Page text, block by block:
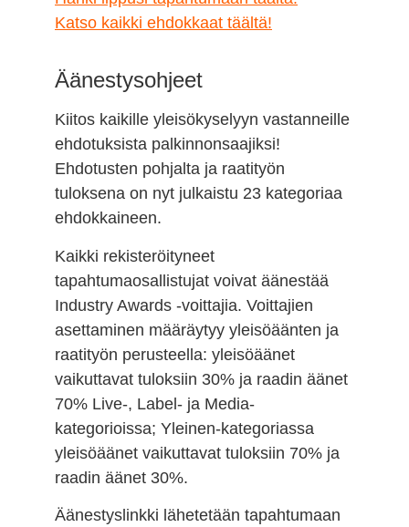
Katso kaikki ehdokkaat täältä!
Äänestysohjeet
Kiitos kaikille yleisökyselyyn vastanneille
ehdotuksista palkinnonsaajiksi!
Ehdotusten pohjalta ja raatityön
tuloksena on nyt julkaistu 23 kategoriaa
ehdokkaineen.
Kaikki rekisteröityneet
tapahtumaosallistujat voivat äänestää
Industry Awards -voittajia. Voittajien
asettaminen määräytyy yleisöäänten ja
raatityön perusteella: yleisöäänet
vaikuttavat tuloksiin 30% ja raadin äänet
70% Live-, Label- ja Media-
kategorioissa; Yleinen-kategoriassa
yleisöäänet vaikuttavat tuloksiin 70% ja
raadin äänet 30%.
Äänestyslinkki lähetetään tapahtumaan